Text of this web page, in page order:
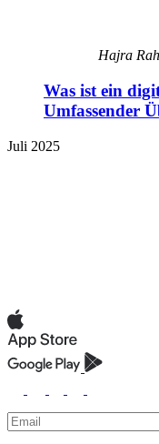
Hajra
Was ist ein
Umfassender
Juli 2025